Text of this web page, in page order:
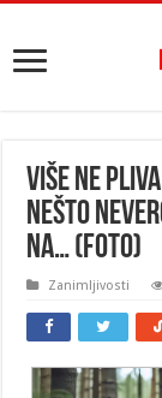
VIŠE NE
nešto
NA… (FOTO)
Zanimljivosti